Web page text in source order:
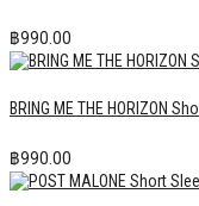
฿990.00
BRING ME THE HORIZON
฿990.00